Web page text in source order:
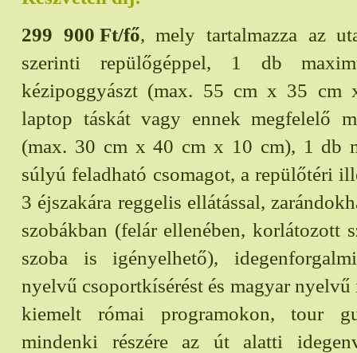
299 900 Ft/fő, mely tartalmazza az
szerinti repülőgéppel, 1 db
kézipoggyászt (max. 55 cm x 35
laptop táskát vagy ennek megfelelő
(max. 30 cm x 40 cm x 10 cm), 1 db
súlyú feladható csomagot, a repülőtéri
3 éjszakára reggelis ellátással,
szobákban (felár ellenében, korlátozott
szoba is igényelhető),
nyelvű csoportkísérést és magyar nyelvű
kiemelt római programokon, tour
mindenki részére az út alatti